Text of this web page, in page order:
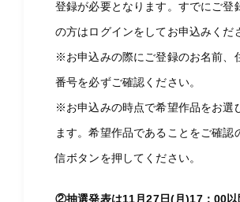
登録が必要となります。すでにご登
の方はログインをしてお申込みくだ
※お申込みの際にご登録のお名前、
番号を必ずご確認ください。
※お申込みの時点で希望作品をお選
ます。希望作品であることをご確認
信ボタンを押してください。
②抽選発表は11月27日(月)17：00以